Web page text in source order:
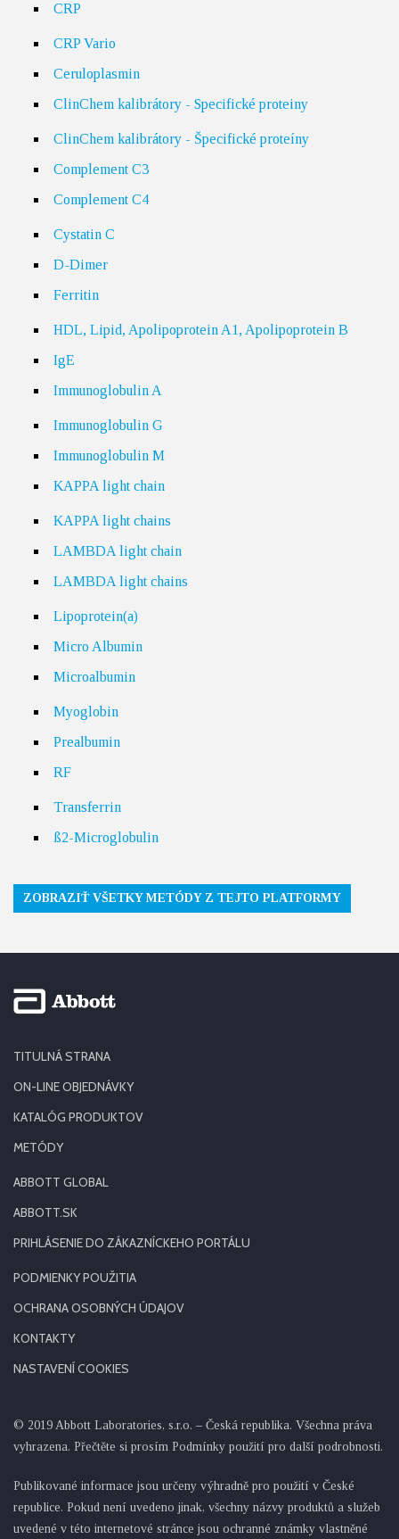
CRP
CRP Vario
Ceruloplasmin
ClinChem kalibrátory - Specifické proteiny
ClinChem kalibrátory - Špecifické proteíny
Complement C3
Complement C4
Cystatin C
D-Dimer
Ferritin
HDL, Lipid, Apolipoprotein A1, Apolipoprotein B
IgE
Immunoglobulin A
Immunoglobulin G
Immunoglobulin M
KAPPA light chain
KAPPA light chains
LAMBDA light chain
LAMBDA light chains
Lipoprotein(a)
Micro Albumin
Microalbumin
Myoglobin
Prealbumin
RF
Transferrin
ß2-Microglobulin
ZOBRAZIŤ VŠETKY METÓDY Z TEJTO PLATFORMY
TITULNÁ STRANA
ON-LINE OBJEDNÁVKY
KATALÓG PRODUKTOV
METÓDY
ABBOTT GLOBAL
ABBOTT.SK
PRIHLÁSENIE DO ZÁKAZNÍCKEHO PORTÁLU
PODMIENKY POUŽITIA
OCHRANA OSOBNÝCH ÚDAJOV
KONTAKTY
NASTAVENÍ COOKIES
© 2019 Abbott Laboratories, s.r.o. – Česká republika. Všechna práva
vyhrazena. Přečtěte si prosím Podmínky použití pro další podrobnosti.
Publikované informace jsou určeny výhradně pro použití v České
republice. Pokud není uvedeno jinak, všechny názvy produktů a služeb
uvedené v této internetové stránce jsou ochranné známky vlastněné